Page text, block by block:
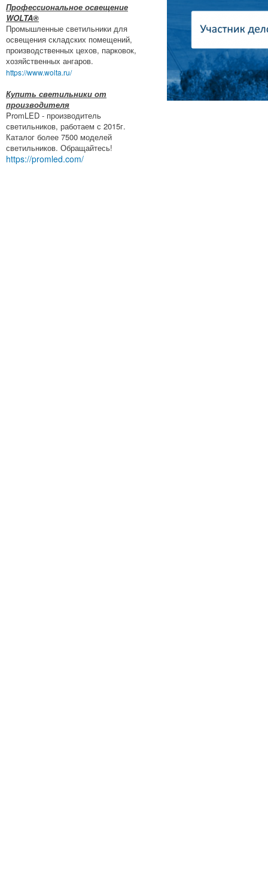
Профессиональное освещение
WOLTA®
Промышленные светильники для
освещения складских помещений,
производственных цехов, парковок,
хозяйственных ангаров.
https://www.wolta.ru/
Купить светильники от
производителя
PromLED - производитель
светильников, работаем с 2015г.
Каталог более 7500 моделей
светильников. Обращайтесь!
https://promled.com/